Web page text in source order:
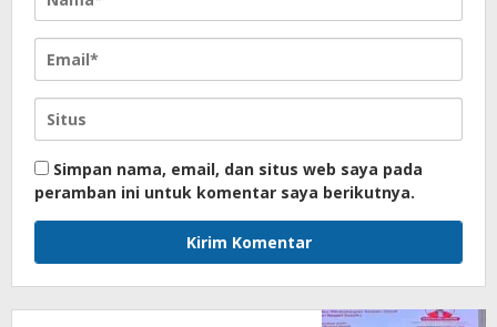
Simpan nama, email, dan situs web saya pada
peramban ini untuk komentar saya berikutnya.